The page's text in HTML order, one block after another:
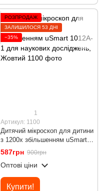
РОЗПРОДАЖ
ЗАЛИШИЛОСЯ 53 ДНІ
−35%
1
Артикул: 1100
Дитячий мікроскоп для дитини
з 1200х збільшенням uSmart
1012A-1 для наукових
досліджень, Жовтий
587грн 900грн
Оптові ціни
Купити!